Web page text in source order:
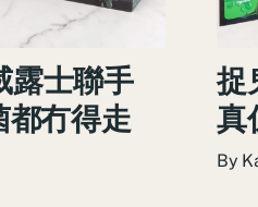
露士聯手
都冇得走
捉
真
By